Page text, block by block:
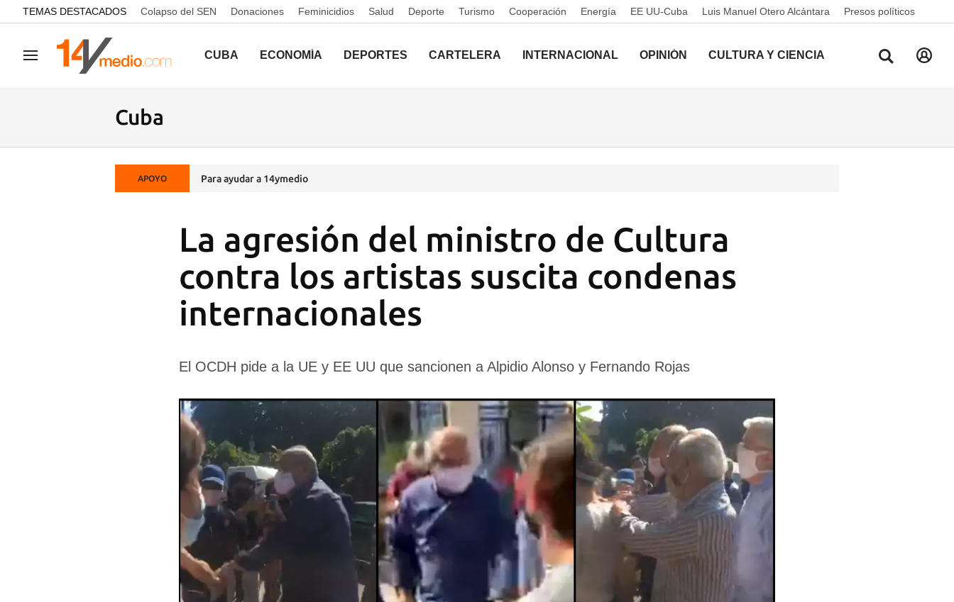
common.go-to-content
TEMAS DESTACADOS Colapso del SEN Donaciones Feminicidios Salud Deporte Turismo Cooperación Energía EE UU-Cuba Luis Manuel Otero Alcántara Presos políticos
Navegación CUBA ECONOMÍA DEPORTES CARTELERA INTERNACIONAL OPINIÓN CULTURA Y CIENCIA
Cuba
APOYO Para ayudar a 14ymedio
La agresión del ministro de Cultura
contra los artistas suscita condenas
internacionales
El OCDH pide a la UE y EE UU que sancionen a Alpidio Alonso y Fernando Rojas